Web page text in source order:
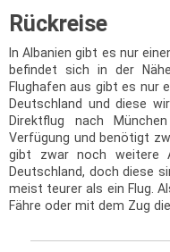
Rückreise
In Albanien gibt es nur
befindet sich in der
Flughafen aus gibt es nur
Deutschland und diese
Direktflug nach
Verfügung und benötigt
gibt zwar noch weitere
Deutschland, doch diese
meist teurer als ein Flug.
Fähre oder mit dem Zug